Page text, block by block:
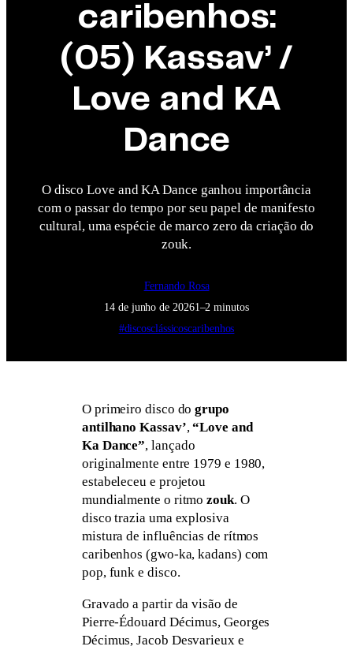
caribenhos:
(05) Kassav’ /
Love and KA
Dance
O disco Love and KA Dance ganhou importância
com o passar do tempo por seu papel de manifesto
cultural, uma espécie de marco zero da criação do
zouk.
Fernando Rosa
14 de junho de 20261–2 minutos
#discosclássicoscaribenhos
O primeiro disco dogrupo
antilhano Kassav’,“Love and
Ka Dance”, lançado
originalmente entre 1979 e 1980,
estabeleceu e projetou
mundialmente o ritmozouk. O
disco trazia uma explosiva
mistura de influências de rítmos
caribenhos (gwo-ka, kadans) com
pop, funk e disco.
Gravado a partir da visão de
Pierre-Édouard Décimus, Georges
Décimus, Jacob Desvarieux e